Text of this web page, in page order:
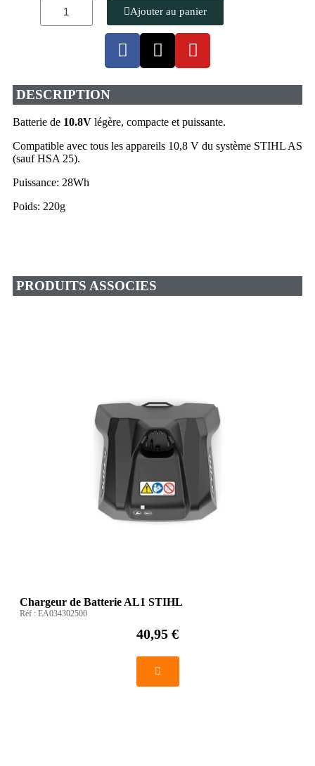
Ajouter au panier
DESCRIPTION
Batterie de 10.8V légère, compacte et puissante.
Compatible avec tous les appareils 10,8 V du système STIHL AS
(sauf HSA 25).
Puissance: 28Wh
Poids: 220g
PRODUITS ASSOCIES
Chargeur de Batterie AL1 STIHL
Réf : EA034302500
40,95 €